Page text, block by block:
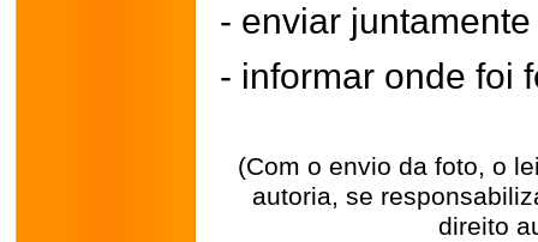
- enviar
- informar onde foi
(Com o envio da foto, o
autoria, se
direito